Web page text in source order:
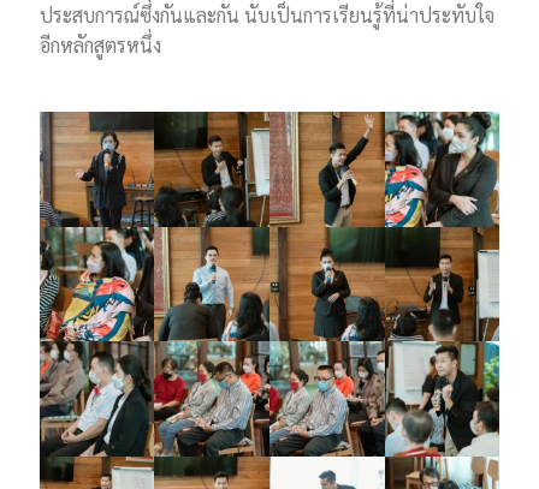
ประสบการณ์ซึ่งกันและกัน นับเป็นการเรียนรู้ที่น่าประทับใจ
อีกหลักสูตรหนึ่ง